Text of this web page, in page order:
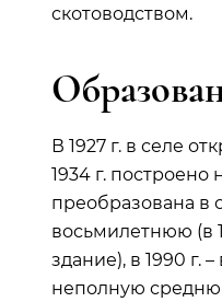
скотоводством.
В 1927 г. в селе
1934 г. построено
преобразована в
восьмилетнюю (в
здание), в 1990 г.
неполную